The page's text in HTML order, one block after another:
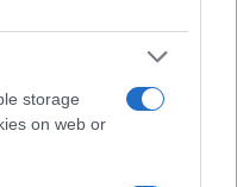
storage
on web or
de vote
en quatrième
de la France
Le Pen
avec environ 20%